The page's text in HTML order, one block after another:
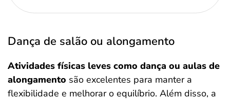
Dança de salão ou alongamento
Atividades físicas leves como dança ou aulas de
alongamento são excelentes para manter a
flexibilidade e melhorar o equilíbrio. Além disso, a